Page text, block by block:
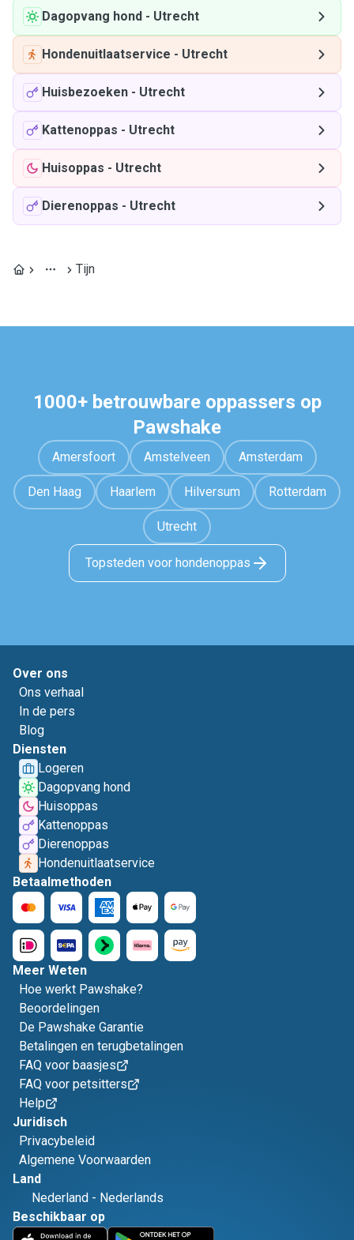
Dagopvang hond - Utrecht
Hondenuitlaatservice - Utrecht
Huisbezoeken - Utrecht
Kattenoppas - Utrecht
Huisoppas - Utrecht
Dierenoppas - Utrecht
Tijn
1000+ betrouwbare oppassers op
Pawshake
Amersfoort Amstelveen Amsterdam
Den Haag Haarlem Hilversum Rotterdam
Utrecht
Topsteden voor hondenoppas
Over ons
Ons verhaal
In de pers
Blog
Diensten
Logeren
Dagopvang hond
Huisoppas
Kattenoppas
Dierenoppas
Hondenuitlaatservice
Betaalmethoden
Meer Weten
Hoe werkt Pawshake?
Beoordelingen
De Pawshake Garantie
Betalingen en terugbetalingen
FAQ voor baasjes
FAQ voor petsitters
Help
Juridisch
Privacybeleid
Algemene Voorwaarden
Land
Nederland - Nederlands
Beschikbaar op